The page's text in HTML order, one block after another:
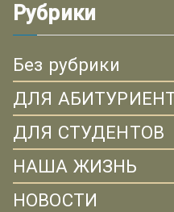
Рубрики
Без рубрики
ДЛЯ
ДЛЯ СТУДЕНТОВ
НАША ЖИЗНЬ
НОВОСТИ